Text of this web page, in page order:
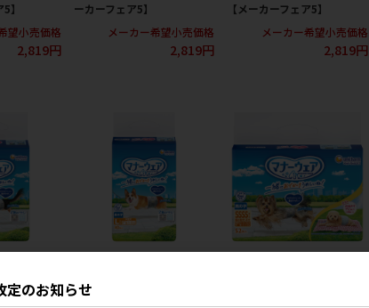
】
望小売価格
2,819円
ーカーフェア5】
メーカー希望小売価格
2,819円
【メーカーフェア5】
メーカー希望小売価格
2,819円
子用 Sサイ
パック 46
マナーウェア 男の子用 Lサイ
ズ 2種のデザインパック 40
定のお知らせ